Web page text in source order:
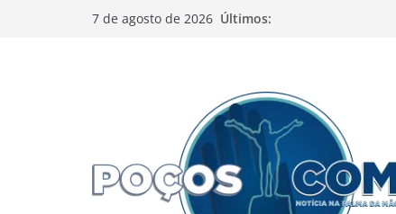
7 de agosto de 2026 Últimos: